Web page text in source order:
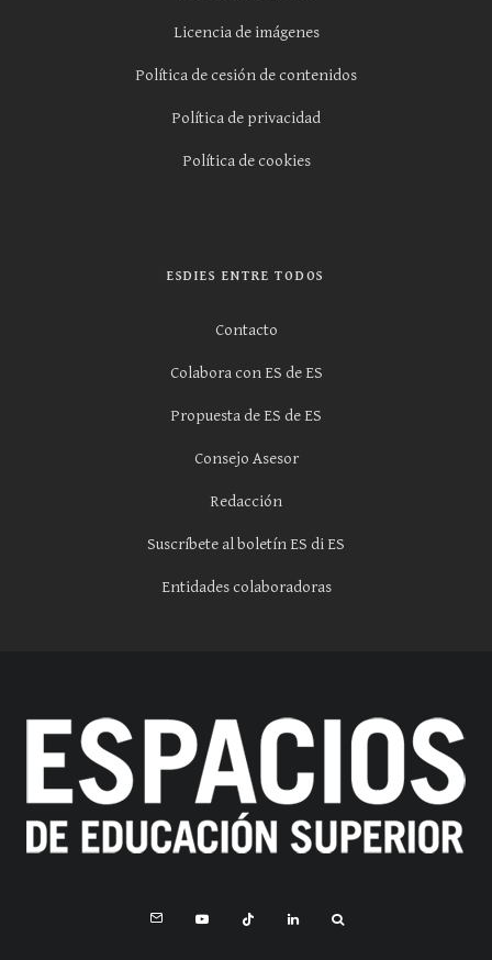
Licencia de imágenes
Política de cesión de contenidos
Política de privacidad
Política de cookies
ESDIES ENTRE TODOS
Contacto
Colabora con ES de ES
Propuesta de ES de ES
Consejo Asesor
Redacción
Suscríbete al boletín ES di ES
Entidades colaboradoras